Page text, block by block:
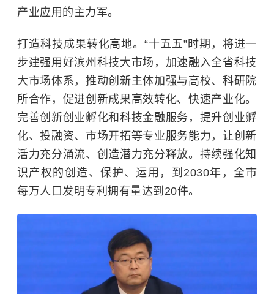
产业应用的主力军。
打造科技成果转化高地。“十五五”时期，将进一
步建强用好滨州科技大市场，加速融入全省科技
大市场体系，推动创新主体加强与高校、科研院
所合作，促进创新成果高效转化、快速产业化。
完善创新创业孵化和科技金融服务，提升创业孵
化、投融资、市场开拓等专业服务能力，让创新
活力充分涌流、创造潜力充分释放。持续强化知
识产权的创造、保护、运用，到2030年，全市
每万人口发明专利拥有量达到20件。